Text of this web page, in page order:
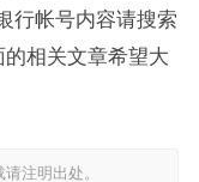
行帐号内容请搜索
相关文章希望大
注明出处。